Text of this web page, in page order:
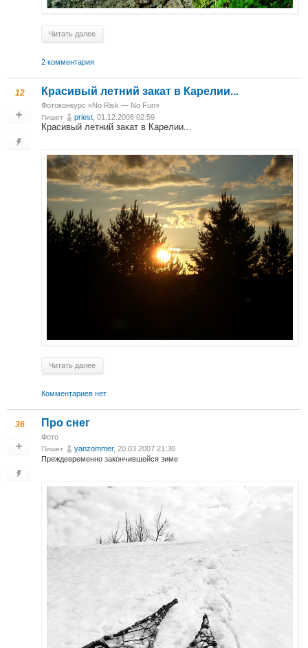
Читать далее
2 комментария
12 Красивый летний закат в Карелии...
Фотоконкурс «No Risk — No Fun»
Пишет priest , 01.12.2008 02:59
Красивый летний закат в Карелии...
Читать далее
Комментариев нет
36 Про снег
Фото
Пишет yanzommer, 20.03.2007 21:30
Преждевременно закончившейся зиме